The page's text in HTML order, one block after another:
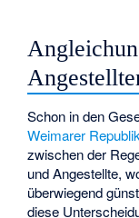
Schon in den
Weimarer
zwischen der
und Angestellte,
überwiegend
diese